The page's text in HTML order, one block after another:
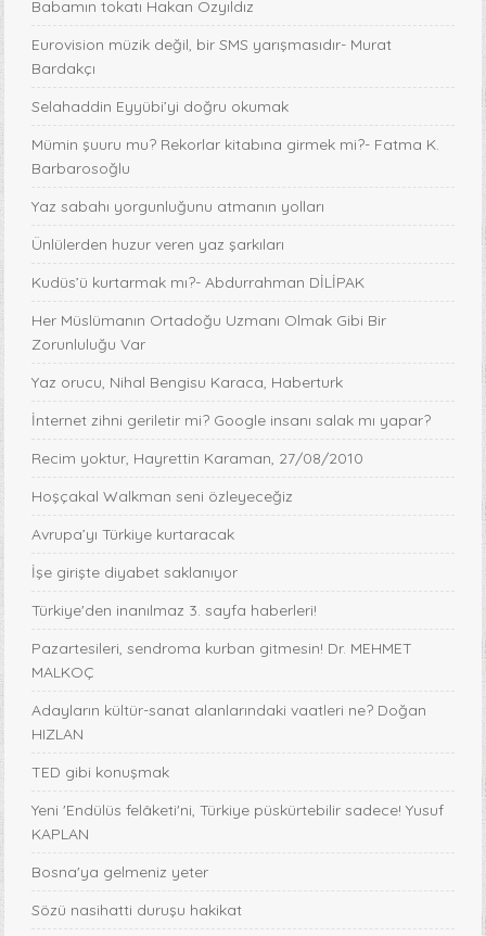
Babamın tokatı Hakan Özyıldız
Eurovision müzik değil, bir SMS yarışmasıdır- Murat
Bardakçı
Selahaddin Eyyübi’yi doğru okumak
Mümin şuuru mu? Rekorlar kitabına girmek mi?- Fatma K.
Barbarosoğlu
Yaz sabahı yorgunluğunu atmanın yolları
Ünlülerden huzur veren yaz şarkıları
Kudüs’ü kurtarmak mı?- Abdurrahman DİLİPAK
Her Müslümanın Ortadoğu Uzmanı Olmak Gibi Bir
Zorunluluğu Var
Yaz orucu, Nihal Bengisu Karaca, Haberturk
İnternet zihni geriletir mi? Google insanı salak mı yapar?
Recim yoktur, Hayrettin Karaman, 27/08/2010
Hoşçakal Walkman seni özleyeceğiz
Avrupa’yı Türkiye kurtaracak
İşe girişte diyabet saklanıyor
Türkiye'den inanılmaz 3. sayfa haberleri!
Pazartesileri, sendroma kurban gitmesin! Dr. MEHMET
MALKOÇ
Adayların kültür-sanat alanlarındaki vaatleri ne? Doğan
HIZLAN
TED gibi konuşmak
Yeni 'Endülüs felâketi'ni, Türkiye püskürtebilir sadece! Yusuf
KAPLAN
Bosna'ya gelmeniz yeter
Sözü nasihatti duruşu hakikat